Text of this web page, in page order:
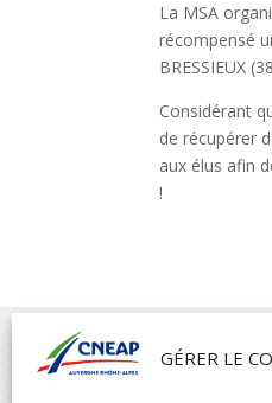
GÉRER LE
La MSA
récompensé
BRESSIEUX
Considérant
de récupérer
aux élus afin
!